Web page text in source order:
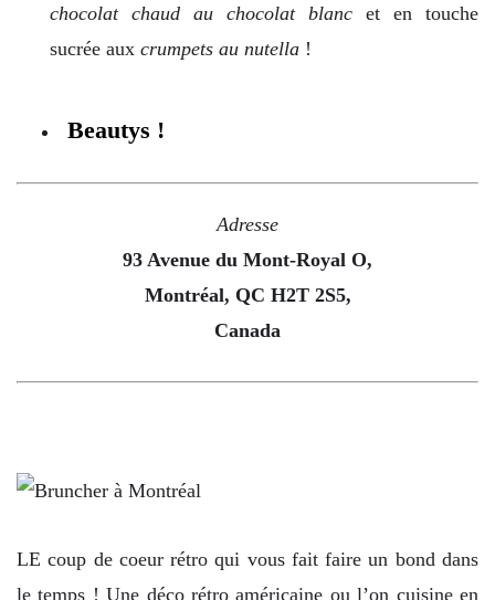
chocolat chaud au chocolat blanc et en touche
sucrée aux crumpets au nutella !
Beautys !
Adresse
93 Avenue du Mont-Royal O,
Montréal, QC H2T 2S5,
Canada
LE coup de coeur rétro qui vous fait faire un bond dans
le temps ! Une déco rétro américaine ou l’on cuisine en